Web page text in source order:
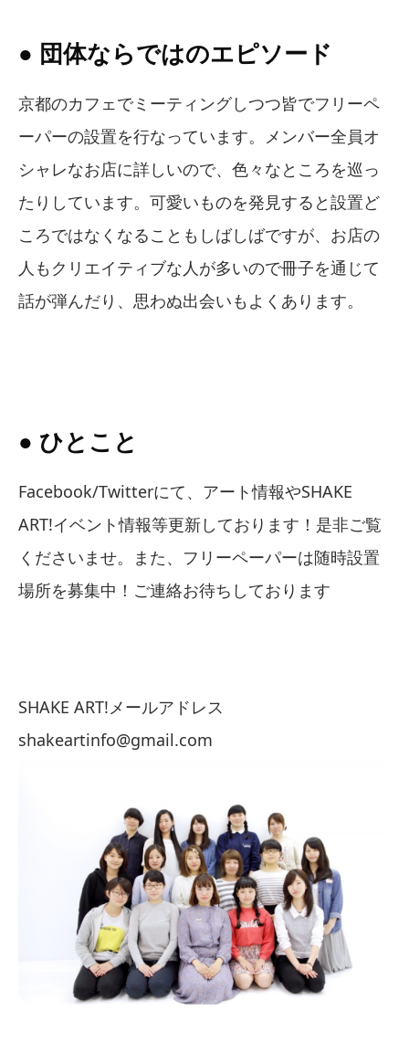
● 団体ならではのエピソード
京都のカフェでミーティングしつつ皆でフリーペ
ーパーの設置を行なっています。メンバー全員オ
シャレなお店に詳しいので、色々なところを巡っ
たりしています。可愛いものを発見すると設置ど
ころではなくなることもしばしばですが、お店の
人もクリエイティブな人が多いので冊子を通じて
話が弾んだり、思わぬ出会いもよくあります。
● ひとこと
Facebook/Twitterにて、アート情報やSHAKE
ART!イベント情報等更新しております！是非ご覧
くださいませ。また、フリーペーパーは随時設置
場所を募集中！ご連絡お待ちしております
SHAKE ART!メールアドレス
shakeartinfo@gmail.com